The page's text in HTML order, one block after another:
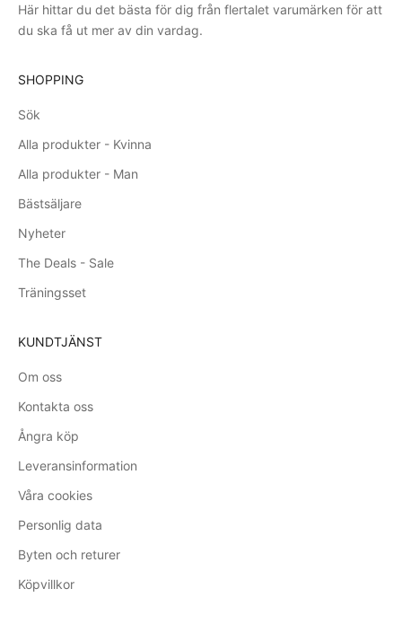
Här hittar du det bästa för dig från flertalet varumärken för att
du ska få ut mer av din vardag.
SHOPPING
Sök
Alla produkter - Kvinna
Alla produkter - Man
Bästsäljare
Nyheter
The Deals - Sale
Träningsset
KUNDTJÄNST
Om oss
Kontakta oss
Ångra köp
Leveransinformation
Våra cookies
Personlig data
Byten och returer
Köpvillkor